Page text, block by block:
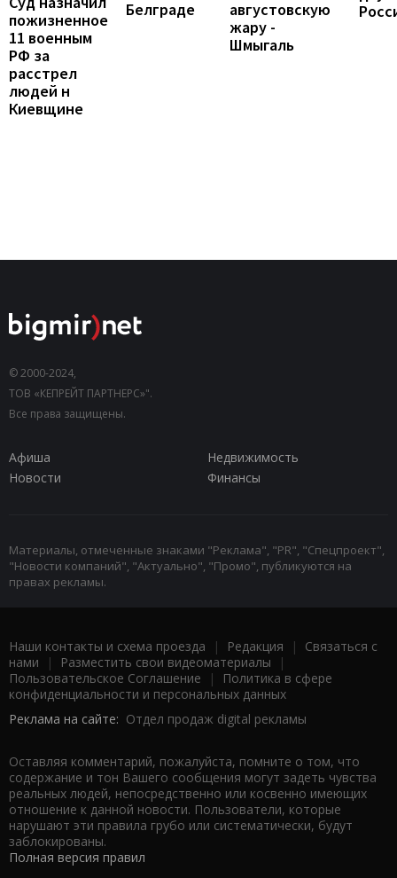
пожизненное
11 военным
РФ за
расстрел
людей н
Киевщине
Белграде
августовскую
жару -
Шмыгаль
© 2000-2024,
ТОВ «КЕПРЕЙТ ПАРТНЕРС»".
Все права защищены.
Афиша
Недвижимость
Новости
Финансы
Материалы, отмеченные знаками "Реклама", "PR", "Спецпроект",
"Новости компаний", "Актуально", "Промо", публикуются на
правах рекламы.
Наши контакты и схема проезда | Редакция | Связаться с
нами | Разместить свои видеоматериалы |
Пользовательское Соглашение |
Политика в сфере
конфиденциальности и персональных данных
Реклама на сайте: Отдел продаж digital рекламы
Оставляя комментарий, пожалуйста, помните о том, что
содержание и тон Вашего сообщения могут задеть чувства
реальных людей, непосредственно или косвенно имеющих
отношение к данной новости. Пользователи, которые
нарушают эти правила грубо или систематически, будут
заблокированы.
Полная версия правил